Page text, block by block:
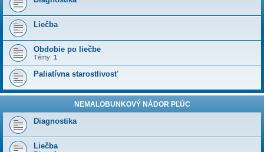
Liečba
Obdobie po liečbe
Témy: 1
Paliatívna starostlivosť
NEMALOBUNKOVÝ NÁDOR PĽÚC
Diagnostika
Liečba